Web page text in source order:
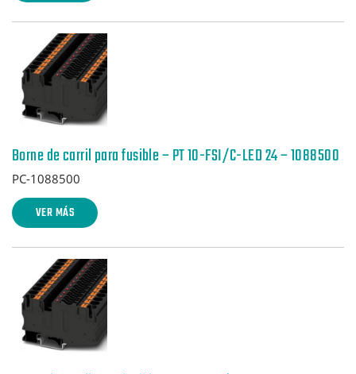
Borne de carril para fusible – PT 10-FSI/C-LED 24 – 1088500
PC-1088500
VER MÁS